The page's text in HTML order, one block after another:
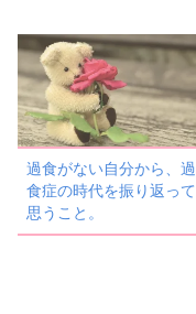
過食がない自分から、過
食症の時代を振り返って
思うこと。